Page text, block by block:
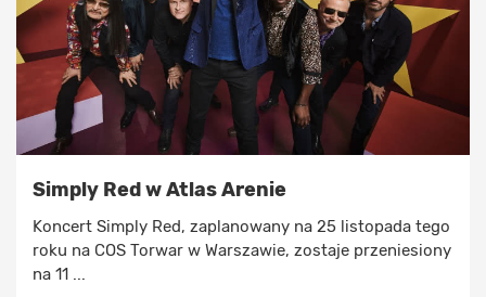
Simply Red w Atlas Arenie
Koncert Simply Red, zaplanowany na 25 listopada tego
roku na COS Torwar w Warszawie, zostaje przeniesiony
na 11 ...